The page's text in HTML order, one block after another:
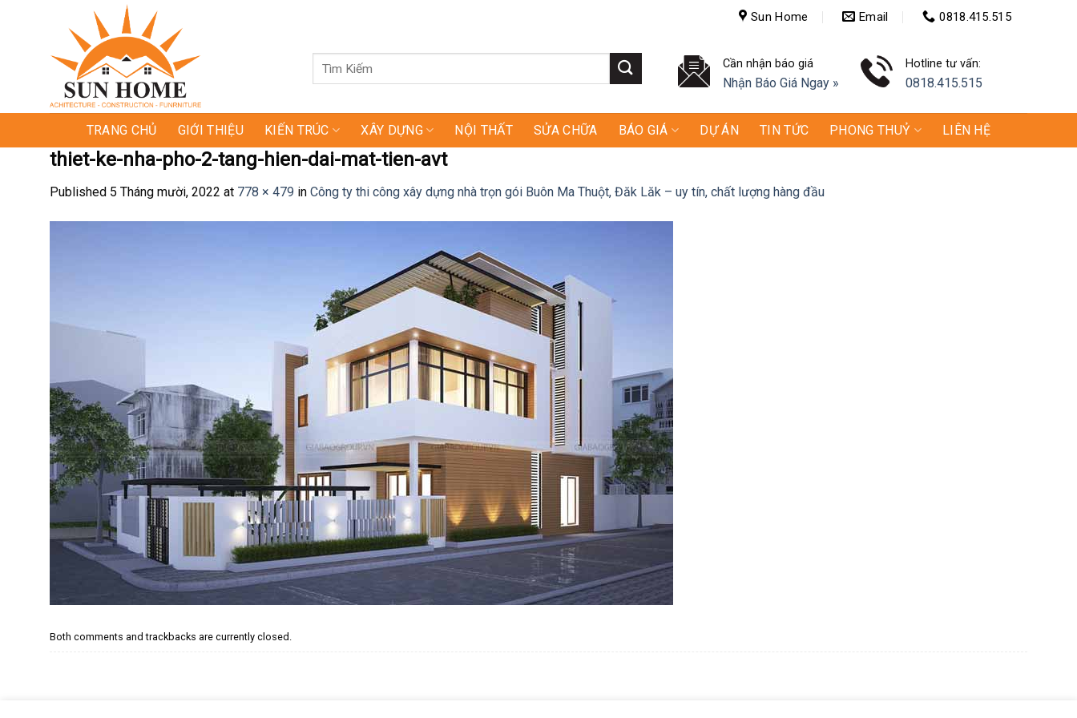
Sun Home Email 0818.415.515
Tìm
Cần nhận báo giá
Nhận Báo Giá Ngay »
Hotline tư vấn:
0818.415.515
TRANG CHỦ GIỚI THIỆU KIẾN TRÚC XÂY DỰNG NỘI THẤT SỬA CHỮA BÁO GIÁ DỰ ÁN TIN TỨC PHONG THUỶ LIÊN HỆ
thiet-ke-nha-pho-2-tang-hien-dai-mat-tien-avt
Published 5 Tháng mười, 2022 at 778 × 479 in Công ty thi công xây dựng nhà trọn gói Buôn Ma Thuột, Đăk Lăk – uy tín, chất lượng hàng đầu
Both comments and trackbacks are currently closed.